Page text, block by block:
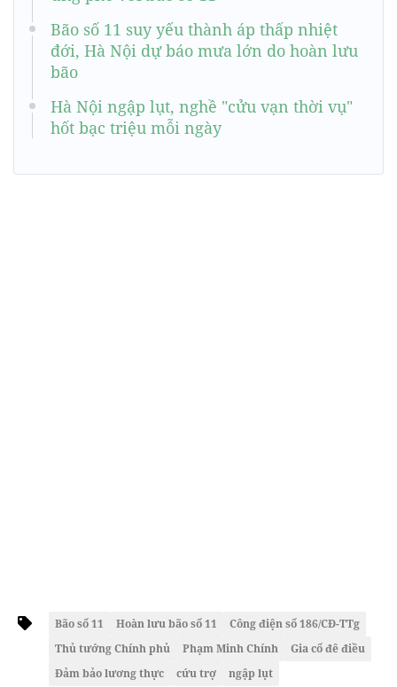
Bão số 11 suy yếu thành áp thấp nhiệt
đới, Hà Nội dự báo mưa lớn do hoàn lưu
bão
Hà Nội ngập lụt, nghề "cửu vạn thời vụ"
hốt bạc triệu mỗi ngày
Bão số 11 Hoàn lưu bão số 11
Công điện số 186/CĐ-TTg
Thủ tướng Chính phủ
Phạm Minh Chính
Gia cố đê điều
Đảm bảo lương thực
cứu trợ ngập lụt